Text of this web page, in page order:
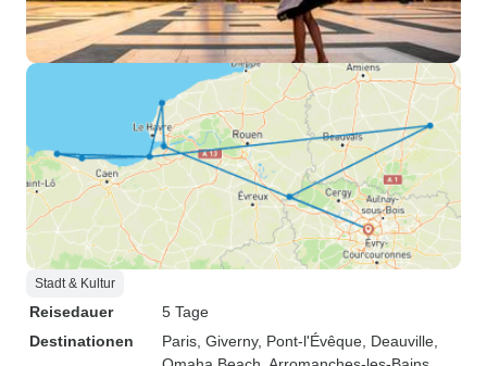
Stadt & Kultur
Reisedauer
5 Tage
Destinationen
Paris , Giverny, Pont-l'Évêque , Deauville